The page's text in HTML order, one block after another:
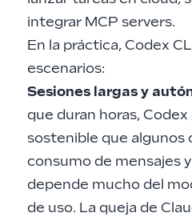
integrar MCP servers.
En la práctica, Codex
escenarios:
Sesiones largas y
que duran horas,
sostenible que algunos
consumo de mensajes
depende mucho del
de uso. La queja de